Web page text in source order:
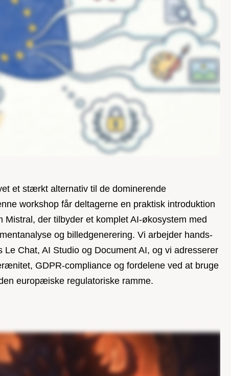
et stærkt alternativ til de dominerende
workshop får deltagerne en praktisk introduktion
der tilbyder et komplet AI-økosystem med
og billedgenerering. Vi arbejder hands-
Chat, AI Studio og Document AI, og vi adresserer
GDPR-compliance og fordelene ved at bruge
europæiske regulatoriske ramme.